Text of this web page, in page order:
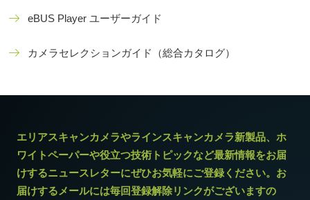
eBUS Player ユーザーガイド
カメラセレクションガイド（総合カタログ）
エリアスキャンカメラやラインスキャンカメラ新製品、ホ
ワイトペーパーや役立つ技術トピックなど最新情報をお届
けするニュースレターにぜひお気軽にご登録ください。お
届けするメールには毎回登録解除リンクがございますの